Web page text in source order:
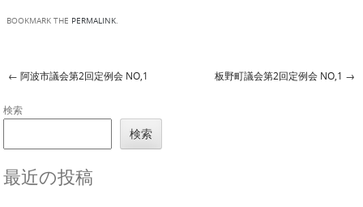
BOOKMARK THE PERMALINK.
Post navigation
← 阿波市議会第2回定例会 NO,1 板野町議会第2回定例会 NO,1 →
検索
検索
最近の投稿